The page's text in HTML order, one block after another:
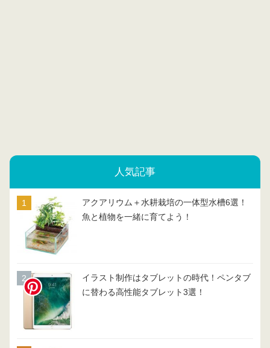
人気記事
アクアリウム＋水耕栽培の一体型水槽6選！
魚と植物を一緒に育てよう！
イラスト制作はタブレットの時代！ペンタブ
に替わる高性能タブレット3選！